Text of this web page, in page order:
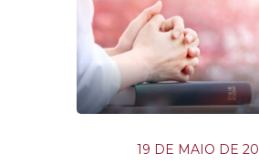
19 DE MAIO DE